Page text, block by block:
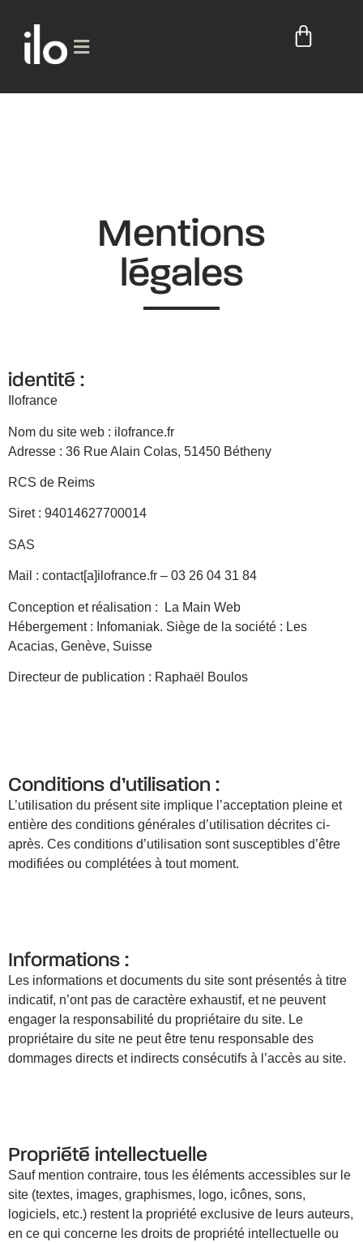
Mentions
légales
identité :
Ilofrance
Nom du site web : ilofrance.fr
Adresse : 36 Rue Alain Colas, 51450 Bétheny
RCS de Reims
Siret : 94014627700014
SAS
Mail : contact[a]ilofrance.fr – 03 26 04 31 84
Conception et réalisation : La Main Web
Hébergement : Infomaniak. Siège de la société : Les
Acacias, Genève, Suisse
Directeur de publication : Raphaël Boulos
Conditions d’utilisation :
L’utilisation du présent site implique l’acceptation pleine et
entière des conditions générales d’utilisation décrites ci-
après. Ces conditions d’utilisation sont susceptibles d’être
modifiées ou complétées à tout moment.
Informations :
Les informations et documents du site sont présentés à titre
indicatif, n’ont pas de caractère exhaustif, et ne peuvent
engager la responsabilité du propriétaire du site. Le
propriétaire du site ne peut être tenu responsable des
dommages directs et indirects consécutifs à l’accès au site.
Propriété intellectuelle
Sauf mention contraire, tous les éléments accessibles sur le
site (textes, images, graphismes, logo, icônes, sons,
logiciels, etc.) restent la propriété exclusive de leurs auteurs,
en ce qui concerne les droits de propriété intellectuelle ou